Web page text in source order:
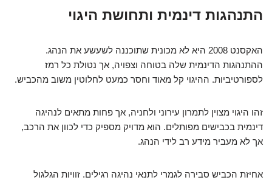
התנהגות דינמית ותחושת היגוי
האקסנט 2008 היא לא מכונית שתוכננה לשעשע את הנהג.
ההתנהגות הדינמית שלה בטוחה וצפויה, אך נטולת כל רמז
לספורטיביות. ההיגוי קל מאוד וחסר כמעט לחלוטין משוב מהכביש.
זהו היגוי מצוין לתמרון עירוני ולחניה, אך פחות מתאים לנהיגה
דינמית בכבישים מפותלים. הוא מדויק מספיק כדי לכוון את הרכב,
אך לא מעביר מידע רב לידי הנהג.
אחיזת הכביש סבירה לגמרי לתנאי נהיגה רגילים. זוויות הגלגול